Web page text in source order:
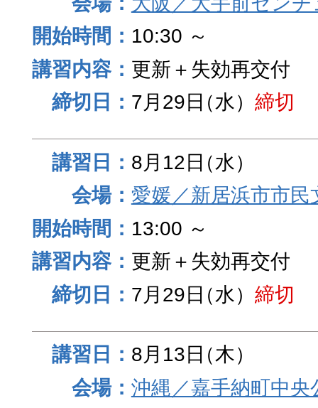
10:30 ～
更新＋失効再交付
7月29日（水） 締切
8月12日（水）
愛媛／新居浜市市
13:00 ～
更新＋失効再交付
7月29日（水） 締切
8月13日（木）
沖縄／嘉手納町中央